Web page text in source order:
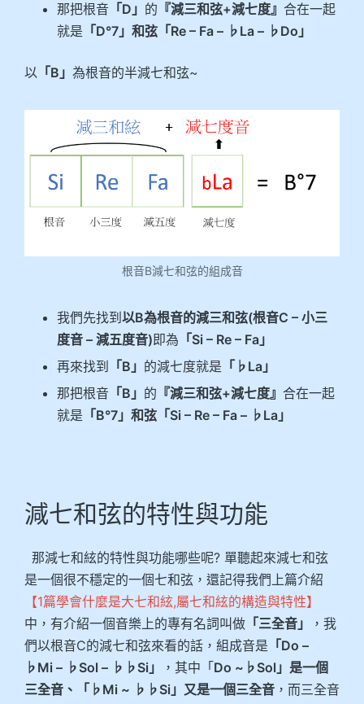
那把根音 「D」 的 『減三和弦+減七度』 合在一起
就是 「D°7」和弦 「Re – Fa – ♭La – ♭Do」
以 「B」 為根音的半減七和弦~
根音B減七和弦的組成音
我們先找到以B為根音的減三和弦(根音C – 小三
度音 – 減五度音)即為 「Si – Re – Fa」
再來找到
「B」 的減七度就是 「♭La」
那把根音 「B」 的 『減三和弦+減七度』 合在一起
就是 「B°7」和弦 「Si – Re – Fa – ♭La」
減七和弦的特性與功能
那減七和絃的特性與功能哪些呢? 單聽起來減七和弦
是一個很不穩定的一個七和弦，還記得我們上篇介紹
【1篇學會什麼是大七和絃,屬七和絃的構造與特性】
中，有介紹一個音樂上的專有名詞叫做 「三全音」
，我
們以根音C的減七和弦來看的話，組成音是 「Do –
♭Mi – ♭Sol – ♭♭Si」
，其中「 Do ~♭Sol」是一個
三全音、「♭Mi ~ ♭♭Si」又是一個三全音 ，而三全音